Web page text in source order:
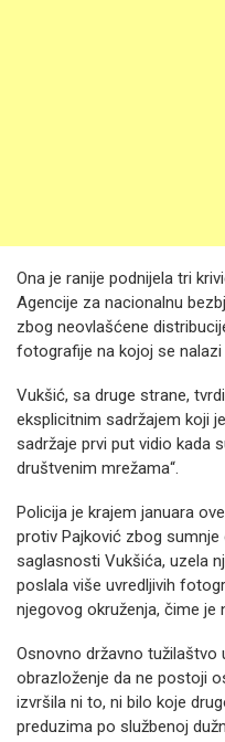
Ona je ranije podnijela tri
Agencije za nacionalnu
zbog neovlašćene
fotografije na kojoj se nalazi
Vukšić, sa druge strane,
eksplicitnim sadržajem koji
sadržaje prvi put vidio kada
društvenim mrežama“.
Policija je krajem januara
protiv Pajković zbog sumnje
saglasnosti Vukšića, uzela
poslala više uvredljivih
njegovog okruženja, čime je
Osnovno državno tužilaštvo
obrazloženje da ne postoji
izvršila ni to, ni bilo koje
preduzima po službenoj